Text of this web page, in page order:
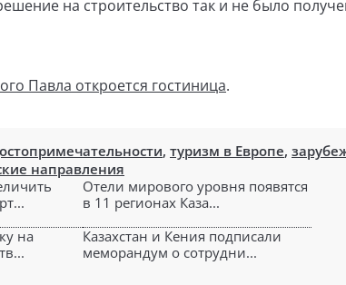
на строительство так и не было
Павла откроется гостиница.
, туризм в Европе,
направления
Отели мирового уровня появятся
в 11 регионах Каза...
на
Казахстан и Кения подписали
меморандум о сотрудни...